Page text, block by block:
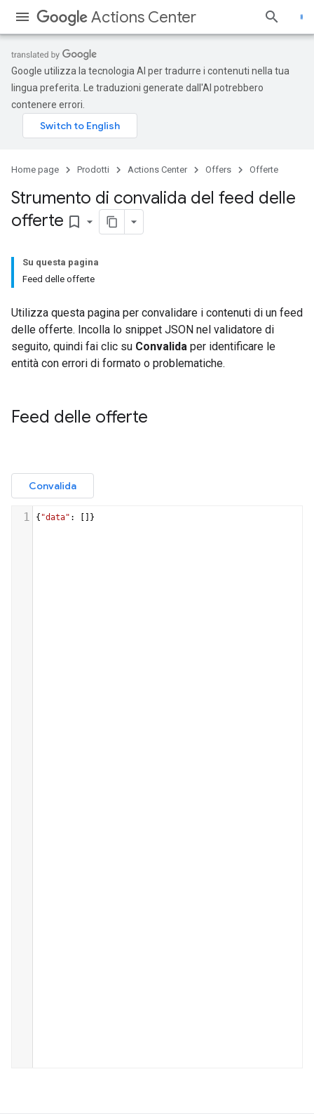
Actions Center
Google utilizza la tecnologia AI per tradurre i contenuti nella tua
lingua preferita. Le traduzioni generate dall'AI potrebbero
contenere errori.
Home page Prodotti Actions Center Offers Offerte
Strumento di convalida del feed delle
offerte bookmark_border
Su questa pagina
Feed delle offerte
Utilizza questa pagina per convalidare i contenuti di un feed
delle offerte. Incolla lo snippet JSON nel validatore di
seguito, quindi fai clic su Convalida per identificare le
entità con errori di formato o problematiche.
Feed delle offerte